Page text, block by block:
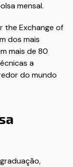
mensal.
the Exchange of
dos mais
mais de 80
a
do mundo